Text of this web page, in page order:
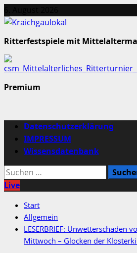
Inhalt
Ritterfestspiele mit
Premium
Primäres
Menü
Datenschutzerklärung
IMPRESSUM
Wissensdatenbank
Suchen
nach:
Live
Start
Allgemein
LESERBRIEF: Unwetterschaden
Mittwoch – Glocken der